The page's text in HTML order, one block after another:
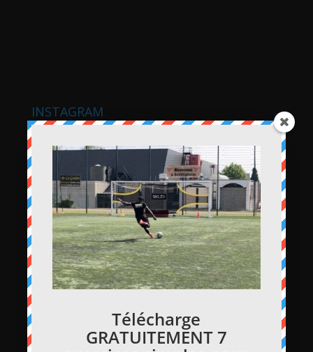
INSTAGRAM
saiyansoccer_footballcoaching
Télécharge
GRATUITEMENT 7